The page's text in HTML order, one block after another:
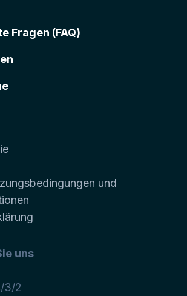
Fragen (FAQ)
und
uns
3/2